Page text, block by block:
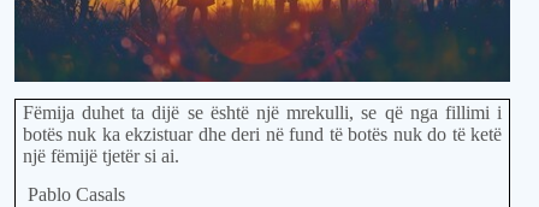
Fëmija duhet ta dijë se është një mrekulli, se që nga fillimi i
botës nuk ka ekzistuar dhe deri në fund të botës nuk do të ketë
një fëmijë tjetër si ai.
Pablo Casals